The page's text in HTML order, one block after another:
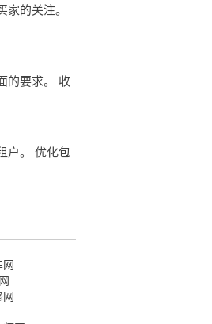
的关注。
的要求。 收
户。 优化包